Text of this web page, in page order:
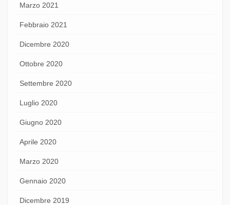
Marzo 2021
Febbraio 2021
Dicembre 2020
Ottobre 2020
Settembre 2020
Luglio 2020
Giugno 2020
Aprile 2020
Marzo 2020
Gennaio 2020
Dicembre 2019